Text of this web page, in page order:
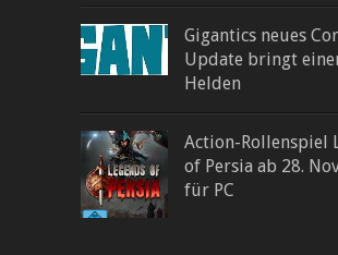
Gigantics neues
Update bringt
Helden
Action-Rollenspiel
of Persia ab 28.
für PC